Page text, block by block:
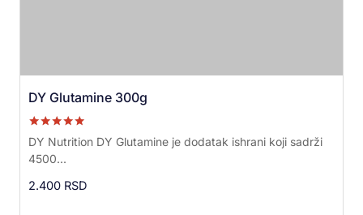
DY Glutamine 300g
Ocenjeno sa
5.00
od 5
DY Nutrition DY Glutamine je dodatak ishrani koji sadrži
4500...
2.400 RSD